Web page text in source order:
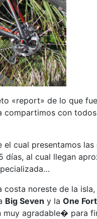
«report» de lo que
compartimos con
cual presentamos las
días, al cual llegan
noreste de la
Big Seven y la One
muy agradable� para